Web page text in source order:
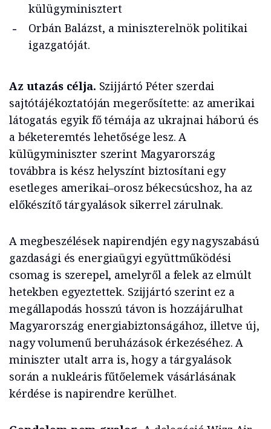
külügyminisztert
Orbán Balázst, a miniszterelnök politikai
igazgatóját.
Az utazás célja. Szijjártó Péter szerdai
sajtótájékoztatóján megerősítette: az amerikai
látogatás egyik fő témája az ukrajnai háború és
a béketeremtés lehetősége lesz. A
külügyminiszter szerint Magyarország
továbbra is kész helyszínt biztosítani egy
esetleges amerikai–orosz békecsúcshoz, ha az
előkészítő tárgyalások sikerrel zárulnak.
A megbeszélések napirendjén egy nagyszabású
gazdasági és energiaügyi együttműködési
csomag is szerepel, amelyről a felek az elmúlt
hetekben egyeztettek. Szijjártó szerint ez a
megállapodás hosszú távon is hozzájárulhat
Magyarország energiabiztonságához, illetve új,
nagy volumenű beruházások érkezéséhez. A
miniszter utalt arra is, hogy a tárgyalások
során a nukleáris fűtőelemek vásárlásának
kérdése is napirendre kerülhet.